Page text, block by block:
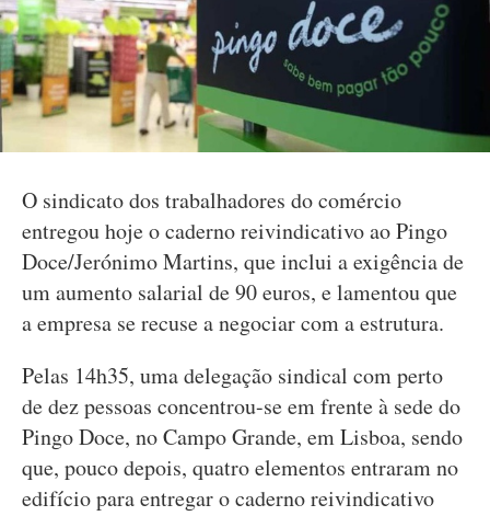
O sindicato dos trabalhadores do comércio
entregou hoje o caderno reivindicativo ao Pingo
Doce/Jerónimo Martins, que inclui a exigência de
um aumento salarial de 90 euros, e lamentou que
a empresa se recuse a negociar com a estrutura.
Pelas 14h35, uma delegação sindical com perto
de dez pessoas concentrou-se em frente à sede do
Pingo Doce, no Campo Grande, em Lisboa, sendo
que, pouco depois, quatro elementos entraram no
edifício para entregar o caderno reivindicativo